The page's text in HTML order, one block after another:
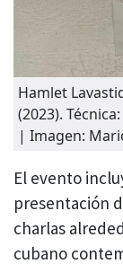
Hamlet
(2023).
| Imagen:
El evento
presentación
charlas
cubano